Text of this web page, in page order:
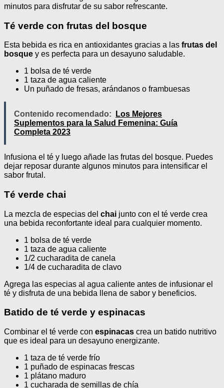
minutos para disfrutar de su sabor refrescante.
Té verde con frutas del bosque
Esta bebida es rica en antioxidantes gracias a las frutas del
bosque y es perfecta para un desayuno saludable.
1 bolsa de té verde
1 taza de agua caliente
Un puñado de fresas, arándanos o frambuesas
Contenido recomendado:
Los Mejores
Suplementos para la Salud Femenina: Guía
Completa 2023
Infusiona el té y luego añade las frutas del bosque. Puedes
dejar reposar durante algunos minutos para intensificar el
sabor frutal.
Té verde chai
La mezcla de especias del chai junto con el té verde crea
una bebida reconfortante ideal para cualquier momento.
1 bolsa de té verde
1 taza de agua caliente
1/2 cucharadita de canela
1/4 de cucharadita de clavo
Agrega las especias al agua caliente antes de infusionar el
té y disfruta de una bebida llena de sabor y beneficios.
Batido de té verde y espinacas
Combinar el té verde con espinacas crea un batido nutritivo
que es ideal para un desayuno energizante.
1 taza de té verde frío
1 puñado de espinacas frescas
1 plátano maduro
1 cucharada de semillas de chía